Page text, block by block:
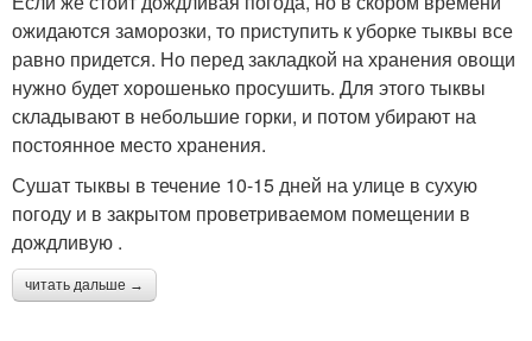
ожидаются заморозки, то приступить к уборке тыквы все
равно придется. Но перед закладкой на хранения овощи
нужно будет хорошенько просушить. Для этого тыквы
складывают в небольшие горки, и потом убирают на
постоянное место хранения.
Сушат тыквы в течение 10-15 дней на улице в сухую
погоду и в закрытом проветриваемом помещении в
дождливую .
читать дальше →